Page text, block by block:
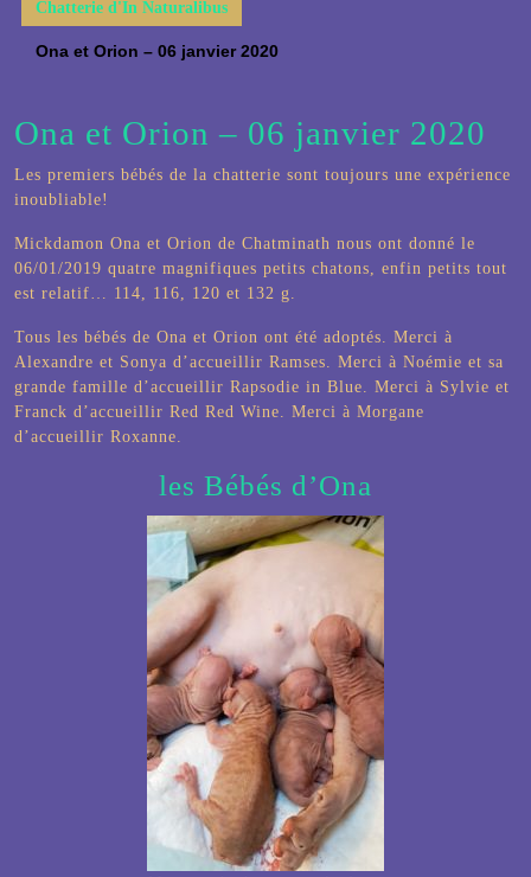
Chatterie d'In Naturalibus
Ona et Orion – 06 janvier 2020
Ona et Orion – 06 janvier 2020
Les premiers bébés de la chatterie sont toujours une expérience
inoubliable!
Mickdamon Ona et Orion de Chatminath nous ont donné le
06/01/2019 quatre magnifiques petits chatons, enfin petits tout
est relatif… 114, 116, 120 et 132 g.
Tous les bébés de Ona et Orion ont été adoptés. Merci à
Alexandre et Sonya d’accueillir Ramses. Merci à Noémie et sa
grande famille d’accueillir Rapsodie in Blue. Merci à Sylvie et
Franck d’accueillir Red Red Wine. Merci à Morgane
d’accueillir Roxanne.
les Bébés d’Ona